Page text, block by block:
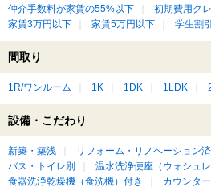
仲介手数料が家賃の55%以下
初期費用ク
家賃3万円以下
家賃5万円以下 学生割
間取り
1R/ワンルーム 1K 1DK 1LDK
設備・こだわり
新築・築浅 リフォーム・リノベーション
バス・トイレ別
温水洗浄便座（ウォシュ
食器洗浄乾燥機（食洗機）付き
カウンタ